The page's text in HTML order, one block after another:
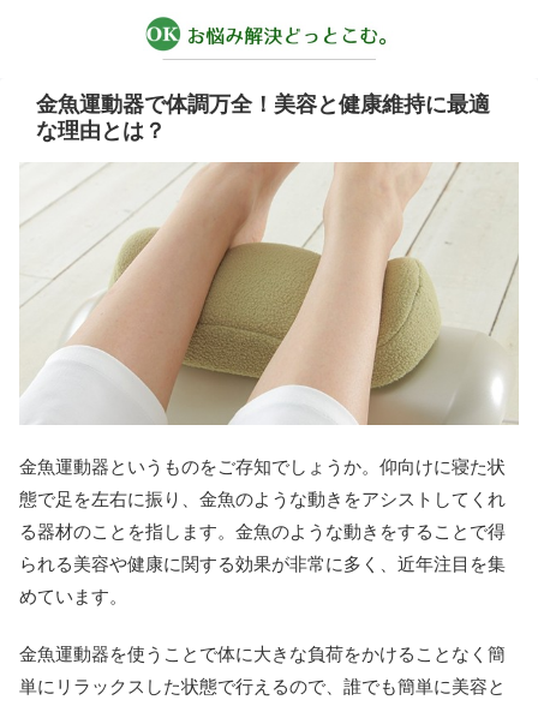
金魚運動器で体調万全！美容と健康維持に最適
な理由とは？
金魚運動器というものをご存知でしょうか。仰向けに寝た状
態で足を左右に振り、金魚のような動きをアシストしてくれ
る器材のことを指します。金魚のような動きをすることで得
られる美容や健康に関する効果が非常に多く、近年注目を集
めています。
金魚運動器を使うことで体に大きな負荷をかけることなく簡
単にリラックスした状態で行えるので、誰でも簡単に美容と